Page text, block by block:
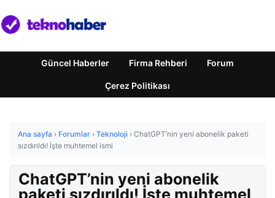
Güncel Haberler Firma Rehberi Forum
Çerez Politikası
Ana sayfa › Forumlar › Teknoloji › ChatGPT’nin yeni abonelik paketi
sızdırıldı! İşte muhtemel ismi
ChatGPT’nin yeni abonelik
paketi sızdırıldı! İşte muhtemel